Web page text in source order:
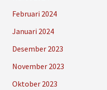
Februari 2024
Januari 2024
Desember 2023
November 2023
Oktober 2023